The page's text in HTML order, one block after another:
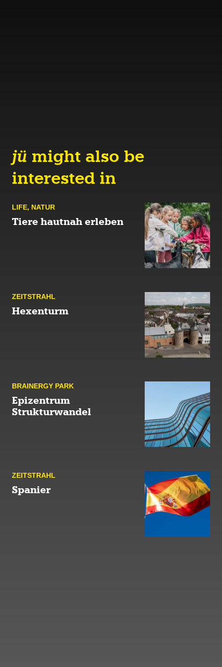
jü might also be
interested in
LIFE, NATUR
Tiere hautnah erleben
ZEIT­STRAHL
Hexenturm
BRAINERGY PARK
Epizentrum
Strukturwandel
ZEIT­STRAHL
Spanier